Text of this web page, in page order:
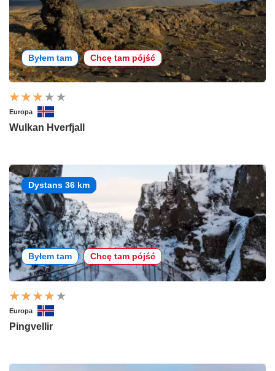
Byłem tam Chcę tam pójść
Europa
Wulkan Hverfjall
Dystans 36 km
Byłem tam Chcę tam pójść
Europa
Pingvellir